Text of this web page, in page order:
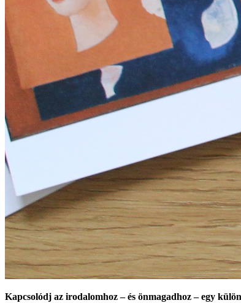
Kapcsolódj az irodalomhoz – és önmagadhoz – egy